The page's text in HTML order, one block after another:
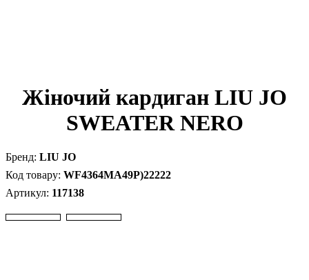
Жіночий кардиган LIU JO
SWEATER NERO
LIU JO
WF4364MA49P)22222
117138